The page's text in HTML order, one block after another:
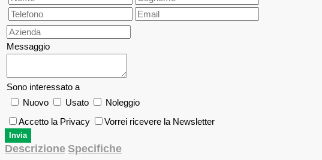
Messaggio
Sono interessato a
Nuovo
Usato
Noleggio
Accetto la Privacy
Vorrei ricevere la Newsletter
Descrizione Specifiche